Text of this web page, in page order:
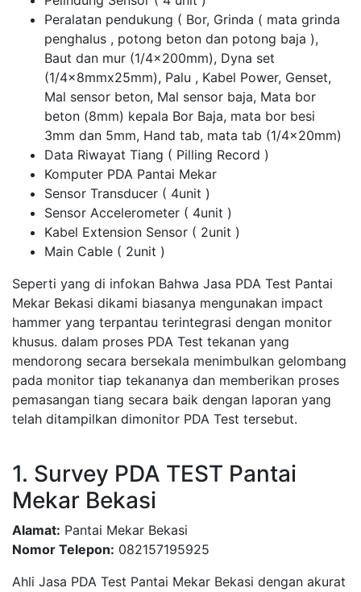
Peralatan pendukung ( Bor, Grinda ( mata grinda
penghalus , potong beton dan potong baja ),
Baut dan mur (1/4x200mm), Dyna set
(1/4x8mmx25mm), Palu , Kabel Power, Genset,
Mal sensor beton, Mal sensor baja, Mata bor
beton (8mm) kepala Bor Baja, mata bor besi
3mm dan 5mm, Hand tab, mata tab (1/4x20mm)
Data Riwayat Tiang ( Pilling Record )
Komputer PDA Pantai Mekar
Sensor Transducer ( 4unit )
Sensor Accelerometer ( 4unit )
Kabel Extension Sensor ( 2unit )
Main Cable ( 2unit )
Seperti yang di infokan Bahwa Jasa PDA Test Pantai
Mekar Bekasi dikami biasanya mengunakan impact
hammer yang terpantau terintegrasi dengan monitor
khusus. dalam proses PDA Test tekanan yang
mendorong secara bersekala menimbulkan gelombang
pada monitor tiap tekananya dan memberikan proses
pemasangan tiang secara baik dengan laporan yang
telah ditampilkan dimonitor PDA Test tersebut.
1. Survey PDA TEST Pantai
Mekar Bekasi
Alamat: Pantai Mekar Bekasi
Nomor Telepon: 082157195925
Ahli Jasa PDA Test Pantai Mekar Bekasi dengan akurat